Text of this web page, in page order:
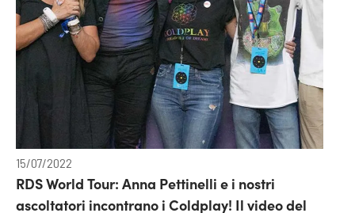
15/07/2022
RDS World Tour: Anna Pettinelli e i nostri
ascoltatori incontrano i Coldplay! Il video del